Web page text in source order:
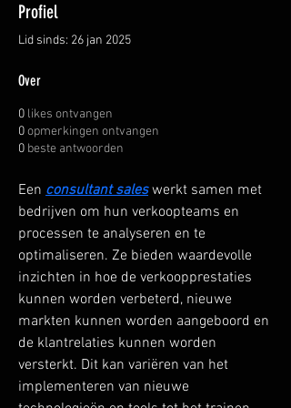
Profiel
Lid sinds: 26 jan 2025
Over
0 likes ontvangen
0opmerkingen ontvangen
0 beste antwoorden
Een consultant sales werkt samen met
bedrijven om hun verkoopteams en
processen te analyseren en te
optimaliseren. Ze bieden waardevolle
inzichten in hoe de verkoopprestaties
kunnen worden verbeterd, nieuwe
markten kunnen worden aangeboord en
de klantrelaties kunnen worden
versterkt. Dit kan variëren van het
implementeren van nieuwe